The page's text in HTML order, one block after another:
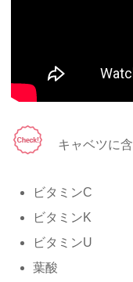
キャベツに
ビタミンC
ビタミンK
ビタミンU
葉酸